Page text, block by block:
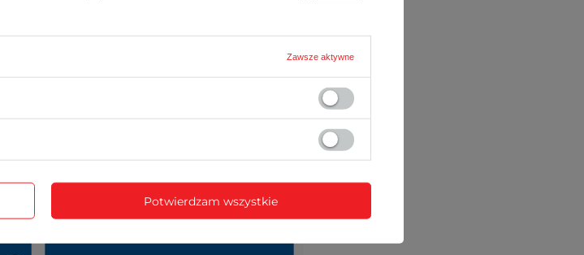
Zawsze aktywne
Potwierdzam wszystkie